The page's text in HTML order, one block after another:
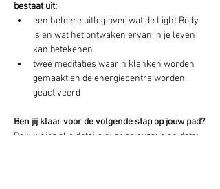
bestaat uit:
een heldere uitleg over wat de Light Body
is en wat het ontwaken ervan in je leven
kan betekenen
twee meditaties waarin klanken worden
gemaakt en de energiecentra worden
geactiveerd
Ben jij klaar voor de volgende stap op jouw pad?
Bekijk hier alle details over de cursus en data: